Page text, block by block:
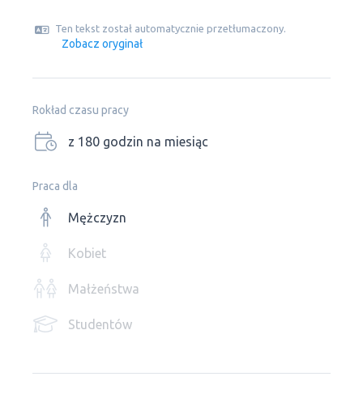
Ten tekst został automatycznie przetłumaczony.
Zobacz oryginał
Rokład czasu pracy
z 180 godzin na miesiąc
Praca dla
Mężczyzn
Kobiet
Małżeństwa
Studentów